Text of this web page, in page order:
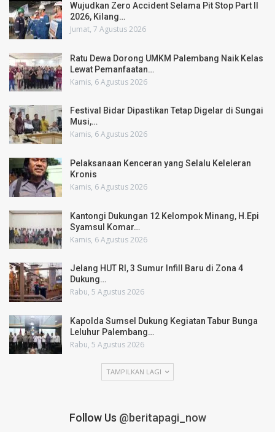
Wujudkan Zero Accident Selama Pit Stop Part II
2026, Kilang…
Jumat, 7 Agustus 2026
Ratu Dewa Dorong UMKM Palembang Naik Kelas
Lewat Pemanfaatan…
Kamis, 6 Agustus 2026
Festival Bidar Dipastikan Tetap Digelar di Sungai
Musi,…
Kamis, 6 Agustus 2026
Pelaksanaan Kenceran yang Selalu Keleleran
Kronis
Kamis, 6 Agustus 2026
Kantongi Dukungan 12 Kelompok Minang, H.Epi
Syamsul Komar…
Kamis, 6 Agustus 2026
Jelang HUT RI, 3 Sumur Infill Baru di Zona 4
Dukung…
Rabu, 5 Agustus 2026
Kapolda Sumsel Dukung Kegiatan Tabur Bunga
Leluhur Palembang…
Rabu, 5 Agustus 2026
TAMPILKAN LAGI
Follow Us @beritapagi_now